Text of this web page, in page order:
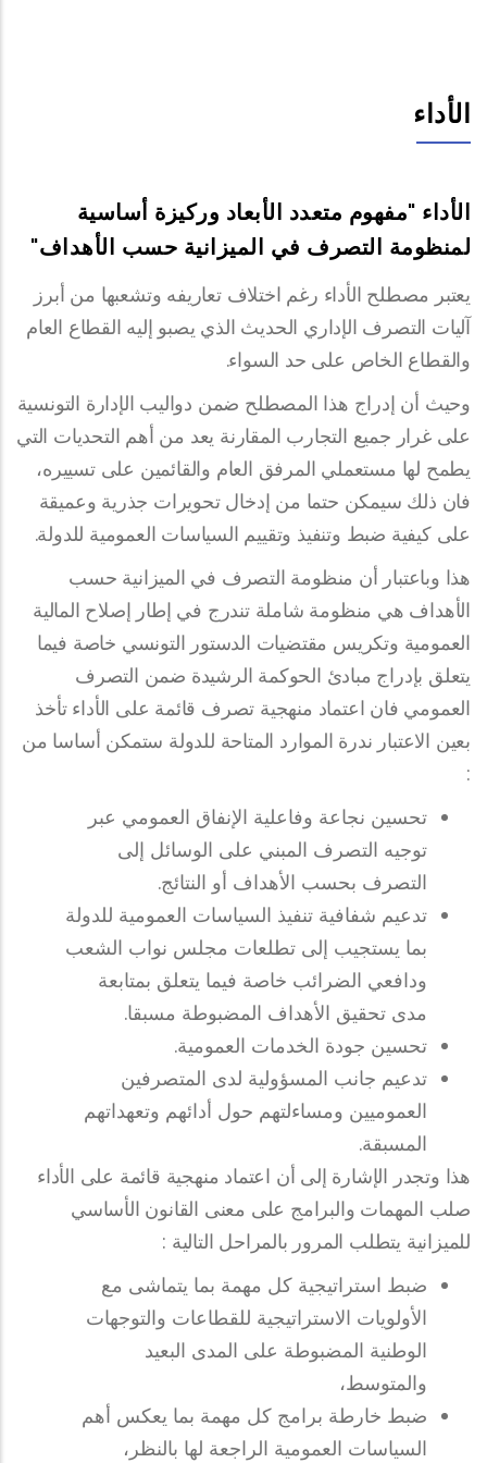
الأداء
الأداء "مفهوم متعدد الأبعاد وركيزة أساسية
لمنظومة التصرف في الميزانية حسب الأهداف"
يعتبر مصطلح الأداء رغم اختلاف تعاريفه وتشعبها من أبرز
آليات التصرف الإداري الحديث الذي يصبو إليه القطاع العام
والقطاع الخاص على حد السواء.
وحيث أن إدراج هذا المصطلح ضمن دواليب الإدارة التونسية
على غرار جميع التجارب المقارنة يعد من أهم التحديات التي
يطمح لها مستعملي المرفق العام والقائمين على تسييره،
فان ذلك سيمكن حتما من إدخال تحويرات جذرية وعميقة
على كيفية ضبط وتنفيذ وتقييم السياسات العمومية للدولة.
هذا وباعتبار أن منظومة التصرف في الميزانية حسب
الأهداف هي منظومة شاملة تندرج في إطار إصلاح المالية
العمومية وتكريس مقتضيات الدستور التونسي خاصة فيما
يتعلق بإدراج مبادئ الحوكمة الرشيدة ضمن التصرف
العمومي فان اعتماد منهجية تصرف قائمة على الأداء تأخذ
بعين الاعتبار ندرة الموارد المتاحة للدولة ستمكن أساسا من
:
تحسين نجاعة وفاعلية الإنفاق العمومي عبر
توجيه التصرف المبني على الوسائل إلى
التصرف بحسب الأهداف أو النتائج.
تدعيم شفافية تنفيذ السياسات العمومية للدولة
بما يستجيب إلى تطلعات مجلس نواب الشعب
ودافعي الضرائب خاصة فيما يتعلق بمتابعة
مدى تحقيق الأهداف المضبوطة مسبقا.
تحسين جودة الخدمات العمومية.
تدعيم جانب المسؤولية لدى المتصرفين
العموميين ومساءلتهم حول أدائهم وتعهداتهم
المسبقة.
هذا وتجدر الإشارة إلى أن اعتماد منهجية قائمة على الأداء
صلب المهمات والبرامج على معنى القانون الأساسي
للميزانية يتطلب المرور بالمراحل التالية :
ضبط استراتيجية كل مهمة بما يتماشى مع
الأولويات الاستراتيجية للقطاعات والتوجهات
الوطنية المضبوطة على المدى البعيد
والمتوسط،
ضبط خارطة برامج كل مهمة بما يعكس أهم
السياسات العمومية الراجعة لها بالنظر،